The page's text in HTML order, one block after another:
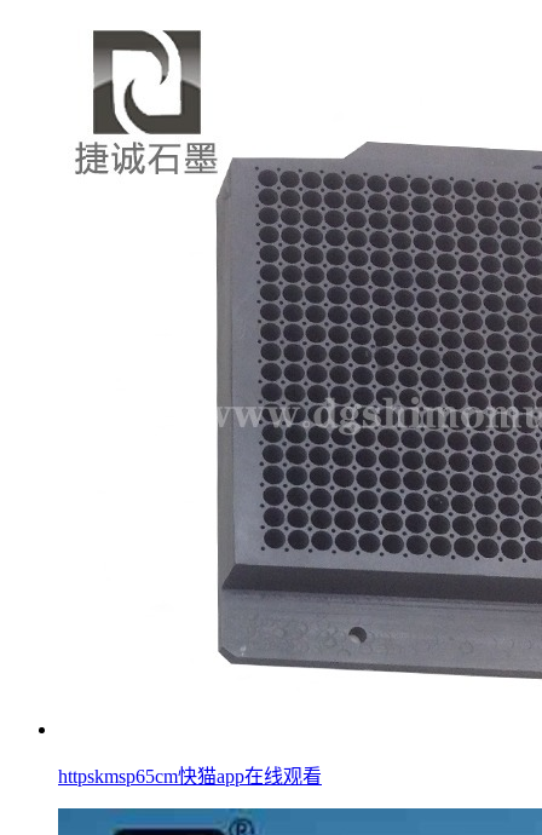
httpskmsp65cm快猫app在线观看